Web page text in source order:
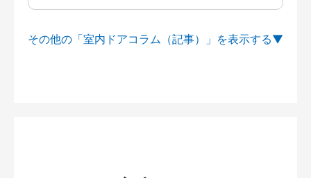
その他の「室内ドアコラム（記事）」を